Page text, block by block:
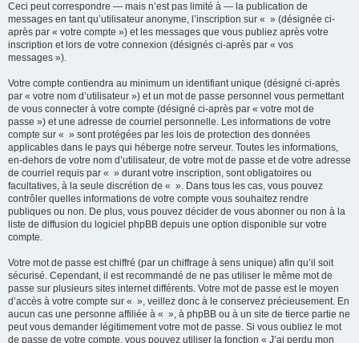
Ceci peut correspondre — mais n’est pas limité à — la publication de
messages en tant qu’utilisateur anonyme, l’inscription sur « » (désignée ci-
après par « votre compte ») et les messages que vous publiez après votre
inscription et lors de votre connexion (désignés ci-après par « vos
messages »).
Votre compte contiendra au minimum un identifiant unique (désigné ci-après
par « votre nom d’utilisateur ») et un mot de passe personnel vous permettant
de vous connecter à votre compte (désigné ci-après par « votre mot de
passe ») et une adresse de courriel personnelle. Les informations de votre
compte sur « » sont protégées par les lois de protection des données
applicables dans le pays qui héberge notre serveur. Toutes les informations,
en-dehors de votre nom d’utilisateur, de votre mot de passe et de votre adresse
de courriel requis par « » durant votre inscription, sont obligatoires ou
facultatives, à la seule discrétion de « ». Dans tous les cas, vous pouvez
contrôler quelles informations de votre compte vous souhaitez rendre
publiques ou non. De plus, vous pouvez décider de vous abonner ou non à la
liste de diffusion du logiciel phpBB depuis une option disponible sur votre
compte.
Votre mot de passe est chiffré (par un chiffrage à sens unique) afin qu’il soit
sécurisé. Cependant, il est recommandé de ne pas utiliser le même mot de
passe sur plusieurs sites internet différents. Votre mot de passe est le moyen
d’accès à votre compte sur « », veillez donc à le conservez précieusement. En
aucun cas une personne affiliée à « », à phpBB ou à un site de tierce partie ne
peut vous demander légitimement votre mot de passe. Si vous oubliez le mot
de passe de votre compte, vous pouvez utiliser la fonction « J’ai perdu mon